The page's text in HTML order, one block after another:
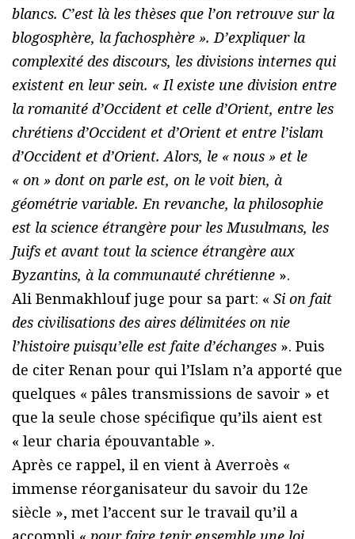
blancs. C’est là les thèses que l’on retrouve sur la
blogosphère, la fachosphère ». D’expliquer la
complexité des discours, les divisions internes qui
existent en leur sein. « Il existe une division entre
la romanité d’Occident et celle d’Orient, entre les
chrétiens d’Occident et d’Orient et entre l’islam
d’Occident et d’Orient. Alors, le « nous » et le
« on » dont on parle est, on le voit bien, à
géométrie variable. En revanche, la philosophie
est la science étrangère pour les Musulmans, les
Juifs et avant tout la science étrangère aux
Byzantins, à la communauté chrétienne ».
Ali Benmakhlouf juge pour sa part: « Si on fait
des civilisations des aires délimitées on nie
l’histoire puisqu’elle est faite d’échanges ». Puis
de citer Renan pour qui l’Islam n’a apporté que
quelques « pâles transmissions de savoir » et
que la seule chose spécifique qu’ils aient est
« leur charia épouvantable ».
Après ce rappel, il en vient à Averroès «
immense réorganisateur du savoir du 12e
siècle », met l’accent sur le travail qu’il a